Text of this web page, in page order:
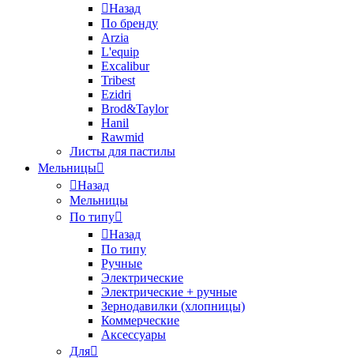
Назад
По бренду
Arzia
L'equip
Excalibur
Tribest
Ezidri
Brod&Taylor
Hanil
Rawmid
Листы для пастилы
Мельницы
Назад
Мельницы
По типу
Назад
По типу
Ручные
Электрические
Электрические + ручные
Зернодавилки (хлопницы)
Коммерческие
Аксессуары
Для